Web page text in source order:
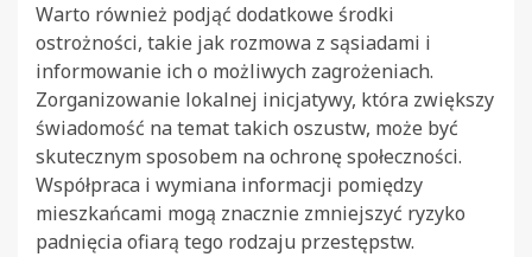
Warto również podjąć dodatkowe środki
ostrożności, takie jak rozmowa z sąsiadami i
informowanie ich o możliwych zagrożeniach.
Zorganizowanie lokalnej inicjatywy, która zwiększy
świadomość na temat takich oszustw, może być
skutecznym sposobem na ochronę społeczności.
Współpraca i wymiana informacji pomiędzy
mieszkańcami mogą znacznie zmniejszyć ryzyko
padnięcia ofiarą tego rodzaju przestępstw.